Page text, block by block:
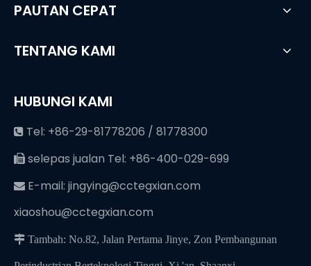
PAUTAN CEPAT
TENTANG KAMI
HUBUNGI KAMI
 Tel: +86-29-81778206 / 81778300
 selepas jualan Tel: +86-400-029-699
 E-mail: jingying@cctegxian.com
xiaoshou@cctegxian.com
 Tambah: No.82, Jalan Pertama Jinye, Zon Pembangunan